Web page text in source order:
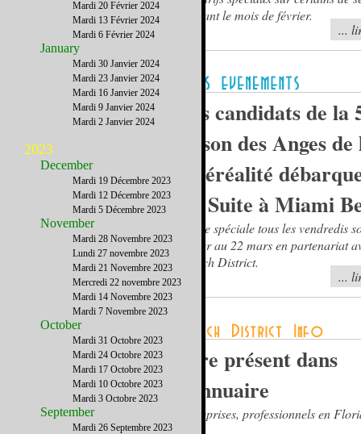
pendant le mois de février.
...
Les candidats de la
saison des Anges
Téléréalité
La Suite à Miami
Soirée spéciale tous les vendredis
février au 22 mars en partenariat
French District.
...
Etre présent dans
l'annuaire
Entreprises, professionnels en
Mardi 20 Février 2024
Mardi 13 Février 2024
Mardi 6 Février 2024
January
Mardi 30 Janvier 2024
Mardi 23 Janvier 2024
Mardi 16 Janvier 2024
Mardi 9 Janvier 2024
Mardi 2 Janvier 2024
2023
December
Mardi 19 Décembre 2023
Mardi 12 Décembre 2023
Mardi 5 Décembre 2023
November
Mardi 28 Novembre 2023
Lundi 27 novembre 2023
Mardi 21 Novembre 2023
Mercredi 22 novembre 2023
Mardi 14 Novembre 2023
Mardi 7 Novembre 2023
October
Mardi 31 Octobre 2023
Mardi 24 Octobre 2023
Mardi 17 Octobre 2023
Mardi 10 Octobre 2023
Mardi 3 Octobre 2023
September
Mardi 26 Septembre 2023